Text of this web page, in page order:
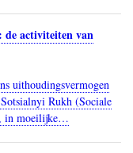
de activiteiten van
uithoudingsvermogen
Rukh (Sociale
in moeilijke…